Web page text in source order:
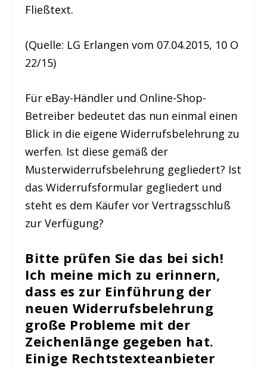
Fließtext.
(Quelle: LG Erlangen vom 07.04.2015, 10 O
22/15)
Für eBay-Händler und Online-Shop-
Betreiber bedeutet das nun einmal einen
Blick in die eigene Widerrufsbelehrung zu
werfen. Ist diese gemäß der
Musterwiderrufsbelehrung gegliedert? Ist
das Widerrufsformular gegliedert und
steht es dem Käufer vor Vertragsschluß
zur Verfügung?
Bitte prüfen Sie das bei sich!
Ich meine mich zu erinnern,
dass es zur Einführung der
neuen Widerrufsbelehrung
große Probleme mit der
Zeichenlänge gegeben hat.
Einige Rechtstexteanbieter